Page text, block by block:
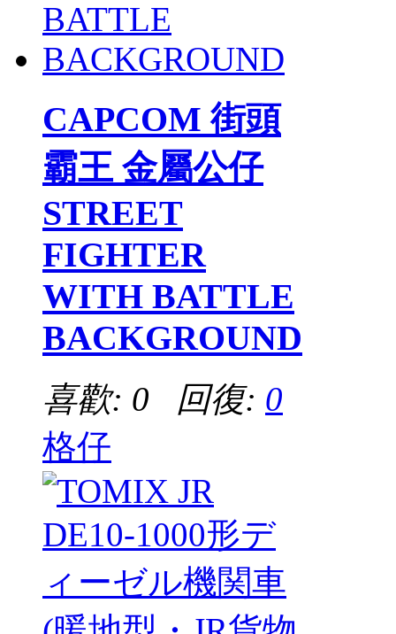
CAPCOM 街頭
霸王 金屬公仔
STREET
FIGHTER
WITH BATTLE
BACKGROUND
喜歡: 0 回復: 0
格仔